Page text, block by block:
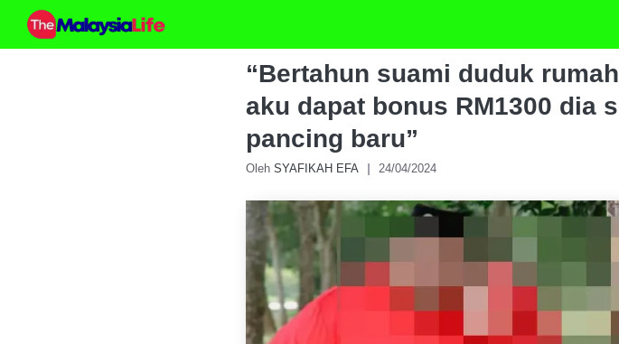
Skip
“Bertahun suami duduk
aku dapat bonus RM1300 dia
pancing baru”
Oleh SYAFIKAH EFA 24/04/2024